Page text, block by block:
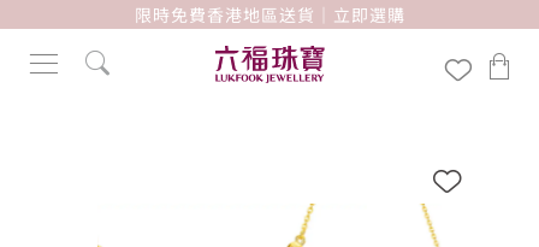
限時免費香港地區送貨｜立即選購